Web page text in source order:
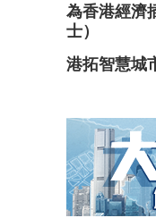
為香港經濟
士）
港拓智慧城